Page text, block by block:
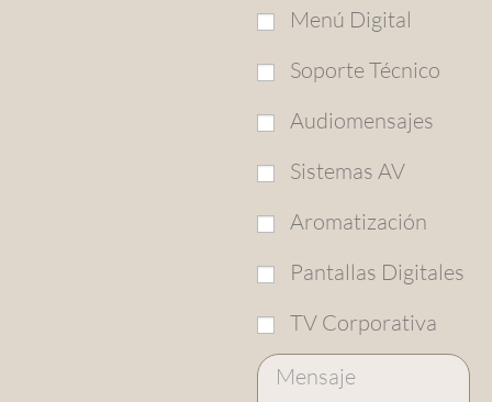
Menú Digital
Soporte Técnico
Audiomensajes
Sistemas AV
Aromatización
Pantallas Digitales
TV Corporativa